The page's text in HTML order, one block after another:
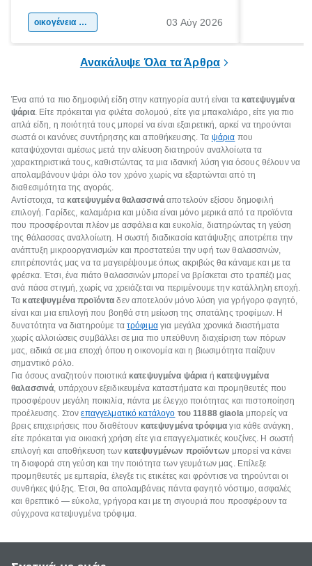
χώρας. Είτε πρόκειται για λίγες μέρες
οικογένεια & παιδί 03 Αύγ 2026
Ανακάλυψε Όλα τα Άρθρα
Ένα από τα πιο δημοφιλή είδη στην κατηγορία αυτή είναι τα κατεψυγμένα
ψάρια. Είτε πρόκειται για φιλέτα σολομού, είτε για μπακαλιάρο, είτε για πιο
απλά είδη, η ποιότητά τους μπορεί να είναι εξαιρετική, αρκεί να τηρούνται
σωστά οι κανόνες συντήρησης και αποθήκευσης. Τα ψάρια που
καταψύχονται αμέσως μετά την αλίευση διατηρούν αναλλοίωτα τα
χαρακτηριστικά τους, καθιστώντας τα μια ιδανική λύση για όσους θέλουν να
απολαμβάνουν ψάρι όλο τον χρόνο χωρίς να εξαρτώνται από τη
διαθεσιμότητα της αγοράς.
Αντίστοιχα, τα κατεψυγμένα θαλασσινά αποτελούν εξίσου δημοφιλή
επιλογή. Γαρίδες, καλαμάρια και μύδια είναι μόνο μερικά από τα προϊόντα
που προσφέρονται πλέον με ασφάλεια και ευκολία, διατηρώντας τη γεύση
της θάλασσας αναλλοίωτη. Η σωστή διαδικασία κατάψυξης αποτρέπει την
ανάπτυξη μικροοργανισμών και προστατεύει την υφή των θαλασσινών,
επιτρέποντάς μας να τα μαγειρέψουμε όπως ακριβώς θα κάναμε και με τα
φρέσκα. Έτσι, ένα πιάτο θαλασσινών μπορεί να βρίσκεται στο τραπέζι μας
ανά πάσα στιγμή, χωρίς να χρειάζεται να περιμένουμε την κατάλληλη εποχή.
Τα κατεψυγμένα προϊόντα δεν αποτελούν μόνο λύση για γρήγορο φαγητό,
είναι και μια επιλογή που βοηθά στη μείωση της σπατάλης τροφίμων. Η
δυνατότητα να διατηρούμε τα τρόφιμαγια μεγάλα χρονικά διαστήματα
χωρίς αλλοιώσεις συμβάλλει σε μια πιο υπεύθυνη διαχείριση των πόρων
μας, ειδικά σε μια εποχή όπου η οικονομία και η βιωσιμότητα παίζουν
σημαντικό ρόλο.
Για όσους αναζητούν ποιοτικά κατεψυγμένα ψάρια ή κατεψυγμένα
θαλασσινά, υπάρχουν εξειδικευμένα καταστήματα και προμηθευτές που
προσφέρουν μεγάλη ποικιλία, πάντα με έλεγχο ποιότητας και πιστοποίηση
προέλευσης. Στονεπαγγελματικό κατάλογο του 11888 giaolaμπορείς να
βρεις επιχειρήσεις που διαθέτουν κατεψυγμένα τρόφιμα για κάθε ανάγκη,
είτε πρόκειται για οικιακή χρήση είτε για επαγγελματικές κουζίνες. Η σωστή
επιλογή και αποθήκευση των κατεψυγμένων προϊόντων μπορεί να κάνει
τη διαφορά στη γεύση και την ποιότητα των γευμάτων μας. Επίλεξε
προμηθευτές με εμπειρία, έλεγξε τις ετικέτες και φρόντισε να τηρούνται οι
συνθήκες ψύξης. Έτσι, θα απολαμβάνεις πάντα φαγητό νόστιμο, ασφαλές
και θρεπτικό — εύκολα, γρήγορα και με τη σιγουριά που προσφέρουν τα
σύγχρονα κατεψυγμένα τρόφιμα.